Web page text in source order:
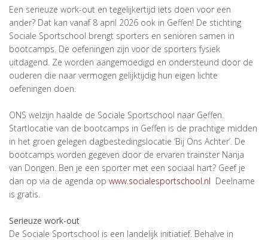
Een serieuze work-out en tegelijkertijd iets doen voor een
ander? Dat kan vanaf 8 april 2026 ook in Geffen! De stichting
Sociale Sportschool brengt sporters en senioren samen in
bootcamps. De oefeningen zijn voor de sporters fysiek
uitdagend. Ze worden aangemoedigd en ondersteund door de
ouderen die naar vermogen gelijktijdig hun eigen lichte
oefeningen doen.
ONS welzijn haalde de Sociale Sportschool naar Geffen.
Startlocatie van de bootcamps in Geffen is de prachtige midden
in het groen gelegen dagbestedingslocatie ‘Bij Ons Achter’. De
bootcamps worden gegeven door de ervaren trainster Nanja
van Dongen. Ben je een sporter met een sociaal hart? Geef je
dan op via de agenda op www.socialesportschool.nl Deelname
is gratis.
Serieuze work-out
De Sociale Sportschool is een landelijk initiatief. Behalve in